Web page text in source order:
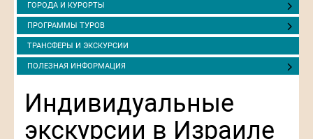
ГОРОДА И КУРОРТЫ
ПРОГРАММЫ ТУРОВ
ТРАНСФЕРЫ И ЭКСКУРСИИ
ПОЛЕЗНАЯ ИНФОРМАЦИЯ
Индивидуальные
экскурсии в Израиле